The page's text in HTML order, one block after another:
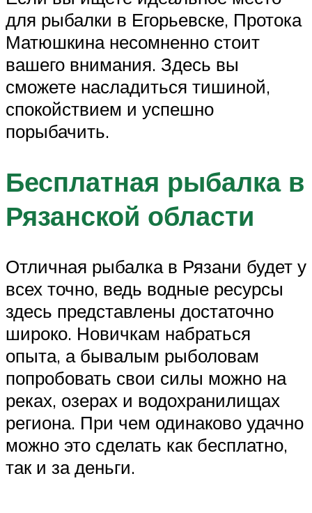
для рыбалки в Егорьевске, Протока
Матюшкина несомненно стоит
вашего внимания. Здесь вы
сможете насладиться тишиной,
спокойствием и успешно
порыбачить.
Бесплатная рыбалка в
Рязанской области
Отличная рыбалка в Рязани будет у
всех точно, ведь водные ресурсы
здесь представлены достаточно
широко. Новичкам набраться
опыта, а бывалым рыболовам
попробовать свои силы можно на
реках, озерах и водохранилищах
региона. При чем одинаково удачно
можно это сделать как бесплатно,
так и за деньги.